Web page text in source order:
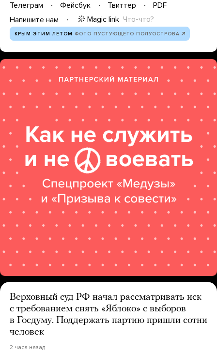
Телеграм Фейсбук Твиттер
PDF
Напишите нам
Magic link Что-что?
КРЫМ ЭТИМ ЛЕТОМ ФОТО ПУСТУЮЩЕГО ПОЛУОСТРОВА
Верховный суд РФ начал рассматривать иск
с требованием снять «Яблоко» с выборов
в Госдуму. Поддержать партию пришли сотни
человек
2 часа назад